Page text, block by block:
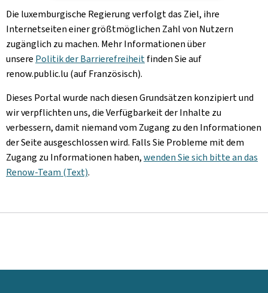
Die luxemburgische Regierung verfolgt das Ziel, ihre
Internetseiten einer größtmöglichen Zahl von Nutzern
zugänglich zu machen. Mehr Informationen über
unsere Politik der Barrierefreiheitfinden Sie auf
renow.public.lu (auf Französisch).
Dieses Portal wurde nach diesen Grundsätzen konzipiert und
wir verpflichten uns, die Verfügbarkeit der Inhalte zu
verbessern, damit niemand vom Zugang zu den Informationen
der Seite ausgeschlossen wird. Falls Sie Probleme mit dem
Zugang zu Informationen haben,wenden Sie sich bitte an das
Renow-Team (Text).